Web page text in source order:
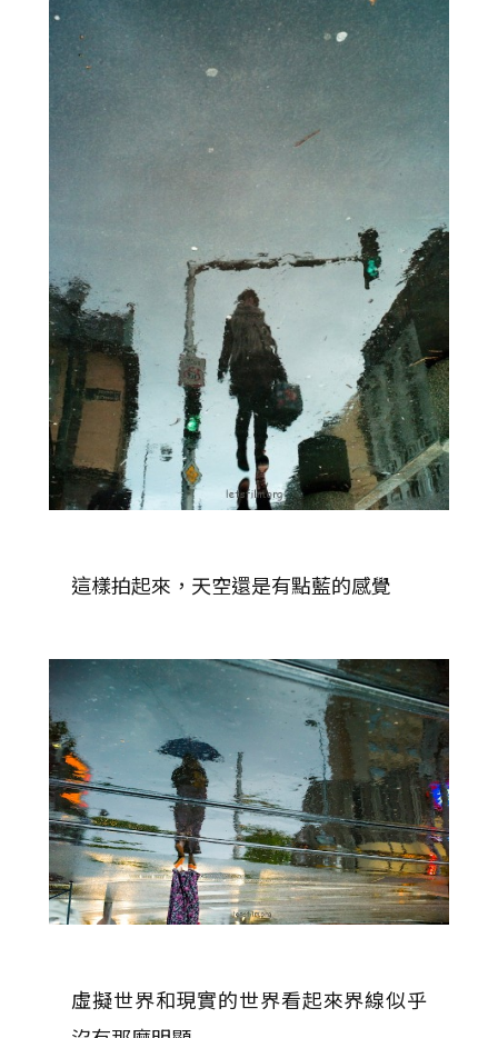
這樣拍起來，天空還是有點藍的感覺
虛擬世界和現實的世界看起來界線似乎